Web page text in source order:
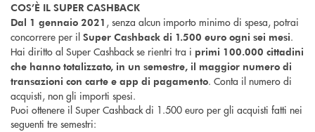
COS’È IL SUPER CASHBACK
Dal 1 gennaio 2021 , senza alcun importo minimo di spesa, potrai
concorrere per il Super Cashback di 1.500 euro ogni sei mesi.
Hai diritto al Super Cashback se rientri tra i primi 100.000 cittadini
che hanno totalizzato, in un semestre, il maggior numero di
transazioni con carte e app di pagamento. Conta il numero di
acquisti, non gli importi spesi.
Puoi ottenere il Super Cashback di 1.500 euro per gli acquisti fatti nei
seguenti tre semestri: